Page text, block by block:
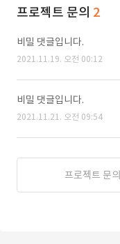
프로젝트 문의 2
비밀 댓글입니다.
2021.11.19. 오전 00:12
비밀 댓글입니다.
2021.11.21. 오전 09:54
프로젝트 문